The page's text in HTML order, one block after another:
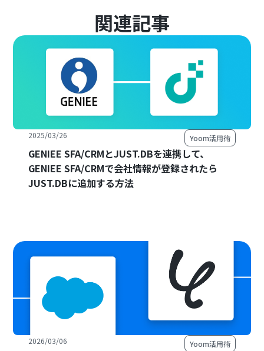
関連記事
2025/03/26 Yoom活用術
GENIEE SFA/CRMとJUST.DBを連携して、
GENIEE SFA/CRMで会社情報が登録されたら
JUST.DBに追加する方法
2026/03/06 Yoom活用術